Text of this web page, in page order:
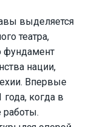
выделяется
театра,
фундамент
нации,
Впервые
когда в